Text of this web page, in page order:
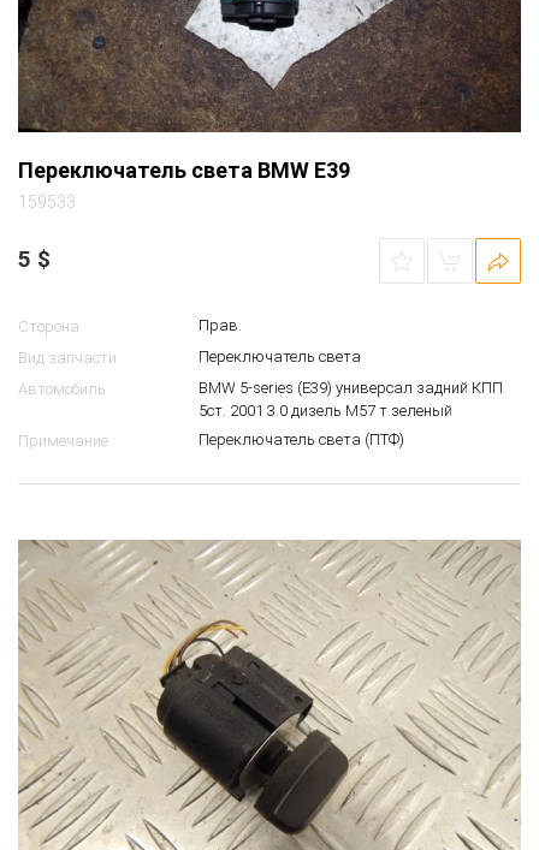
Переключатель света BMW E39
159533
5 $
Сторона
Прав.
Вид запчасти
Переключатель света
Автомобиль
BMW 5-series (E39) универсал задний КПП
5ст. 2001 3.0 дизель M57 т.зеленый
Примечание
Переключатель света (ПТФ)